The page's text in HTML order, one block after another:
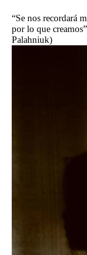
“Se nos recordará
por lo que
Palahniuk)